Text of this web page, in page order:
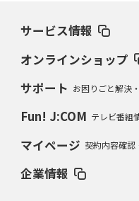
サービス情報
オンラインショップ
サポート お困りごと解決
Fun! J:COM テレビ番組
マイページ 契約内容確認
企業情報